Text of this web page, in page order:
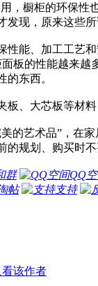
，橱柜的环保性
现，原来这些所
能、加工工艺
板的性能越来
的东西。
板、大芯板等材
的艺术品”，在
的规划、购买时
群 QQ
帖 支持
看该作者